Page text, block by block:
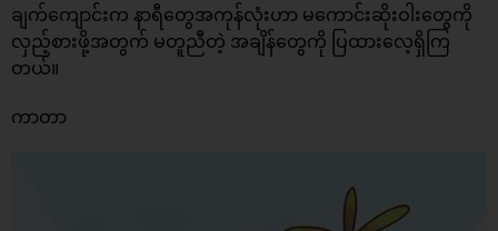
ချက်ကျောင်းက နာရီတွေအကုန်လုံးဟာ မကောင်းဆိုးဝါးတွေကို
လှည့်စားဖို့အတွက် မတူညီတဲ့ အချိန်တွေကို ပြထားလေ့ရှိကြ
တယ်။
ကာတာ